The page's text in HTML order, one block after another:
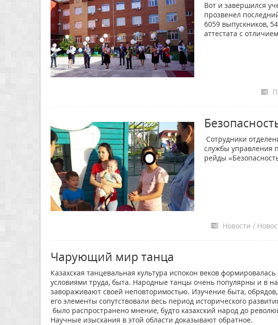
Вот и завершился
прозвенел
6059 выпускников,
аттестата с
Сотрудники
службы управления
рейды
Новости /
Чарующий мир танца
Казахская танцевальная культура испокон веков
условиями труда, быта. Народные танцы очень популярны и в
завораживают своей неповторимостью. Изучение быта,
его элементы сопутствовали весь период исторического
было распространено мнение, будто казахский народ до
Научные изыскания в этой области доказывают обратное.